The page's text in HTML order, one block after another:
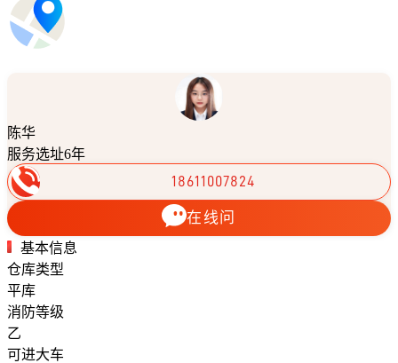
陈华
服务选址6年
18611007824
在线问
基本信息
仓库类型
平库
消防等级
乙
可进大车